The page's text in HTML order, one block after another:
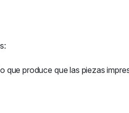
que produce que las piezas